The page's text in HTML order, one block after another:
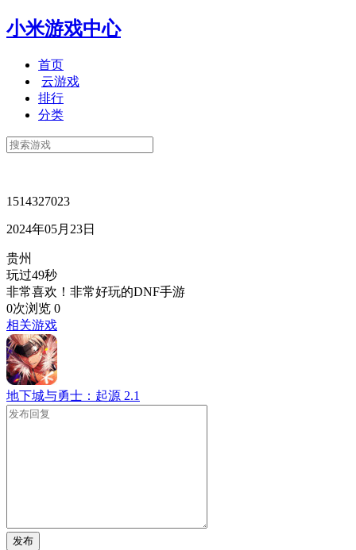
小米游戏中心
首页
云游戏
排行
分类
1514327023
2024年05月23日
贵州
玩过49秒
非常喜欢！非常好玩的DNF手游
0次浏览 0
相关游戏
地下城与勇士：起源 2.1
发布